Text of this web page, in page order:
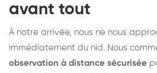
avant tout
À notre arrivée, nous ne nous
immédiatement du nid. Nous
observation à distance sécurisée